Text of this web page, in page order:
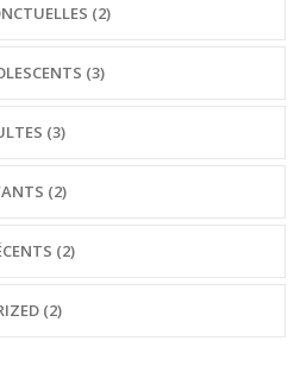
(2)
(3)
(3)
(2)
(2)
(2)